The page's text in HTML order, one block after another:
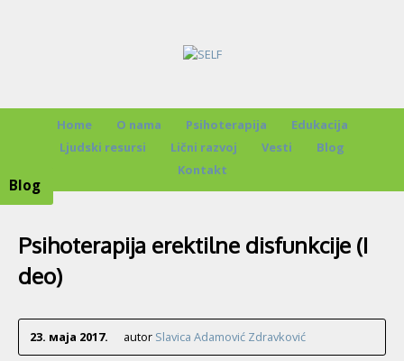
Home O nama Psihoterapija
Edukacija
Ljudski resursi
Lični razvoj Vesti
Blog
Kontakt
Blog
Psihoterapija erektilne disfunkcije (I
deo)
23. маја 2017. autor Slavica Adamović Zdravković